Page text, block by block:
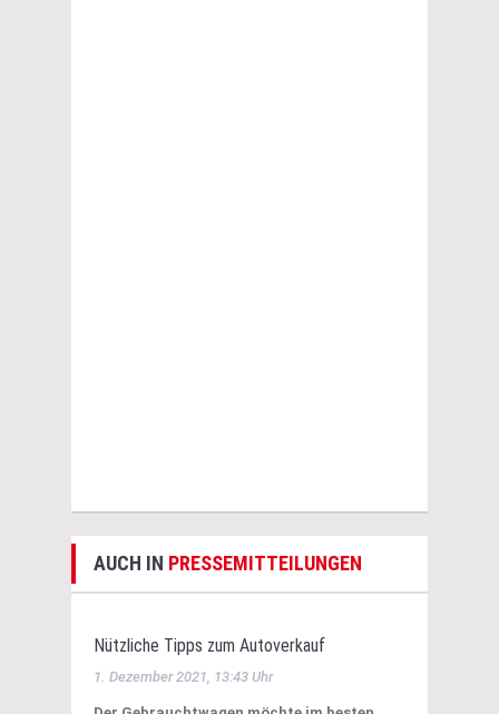
AUCH IN PRESSEMITTEILUNGEN
Nützliche Tipps zum Autoverkauf
1. Dezember 2021, 13:43 Uhr